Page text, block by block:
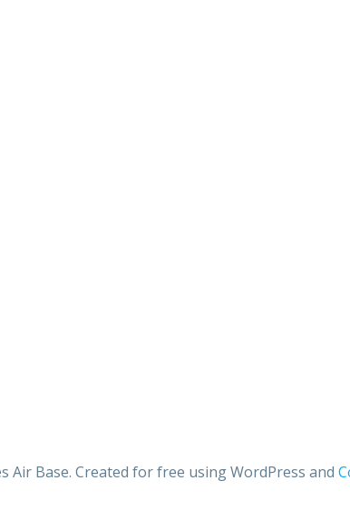
Air Base. Created for free using WordPress and